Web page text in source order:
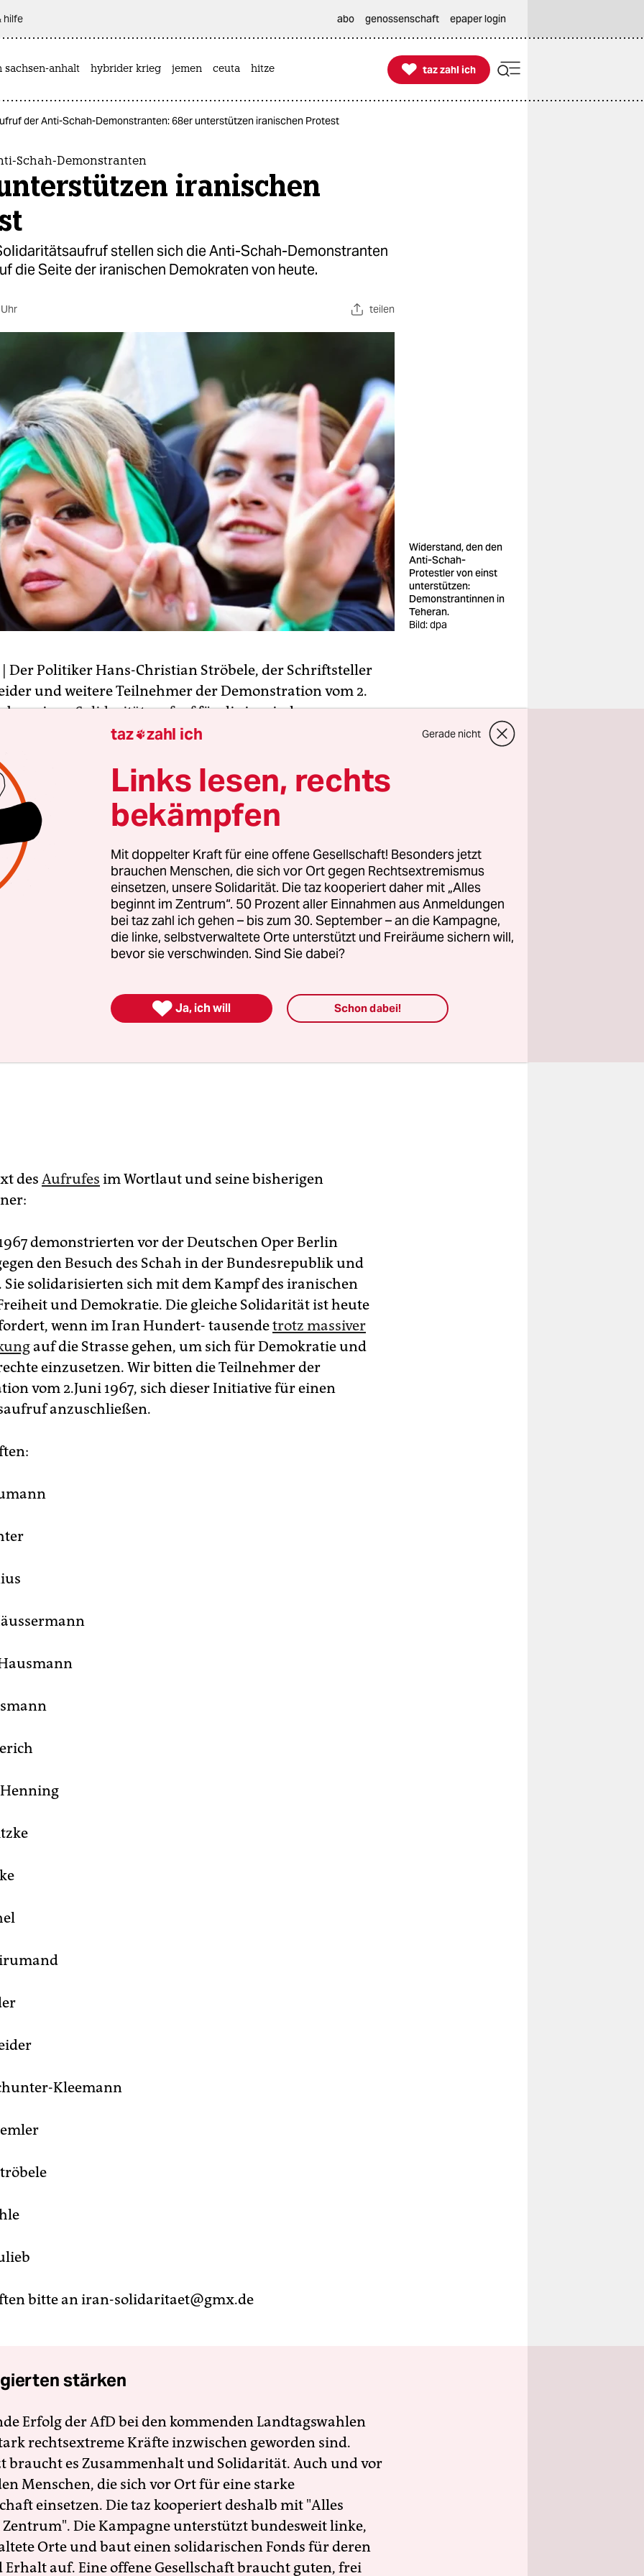
hilfe abo genossenschaft epaper login
sachsen-anhalt hybrider krieg jemen ceuta hitze 
taz zahl ich
taz zahl ich
der Anti-Schah-Demonstranten: 68er unterstützen iranischen Protest
Schah-Demonstranten
iranischen
stellen sich die Anti-Schah-Demonstranten
die Seite der iranischen Demokraten von heute.
teilen
Widerstand, den den
Anti-Schah-
Protestler von einst
unterstützen:
Demonstrantinnen in
Teheran.
Bild: dpa
| Der Politiker Hans-Christian Ströbele, der Schriftsteller
und weitere Teilnehmer der Demonstration vom 2.
einenSolidaritätsaufruffür die iranischen
und ihr Engagement für Freiheit und Demokratie
Tausende vor der Deutschen Oper Berlin gegen den
Schah in der Bundesrepublik und in Westberlin protestiert
dem iranischen Volk solidarisiert. Die Unterzeichner
Teilnehmer von 1967 auf, sich dem Solidaritätsappell
des Aufrufes im Wortlaut und seine bisherigen
demonstrierten vor der Deutschen Oper Berlin
den Besuch des Schah in der Bundesrepublik und
Sie solidarisierten sich mit dem Kampf des iranischen
und Demokratie. Die gleiche Solidarität ist heute
wenn im Iran Hundert- tausendetrotz massiver
auf die Strasse gehen, um sich für Demokratie und
einzusetzen. Wir bitten die Teilnehmer der
vom 2.Juni 1967, sich dieser Initiative für einen
anzuschließen.
Kleemann
bitte an iran-solidaritaet@gmx.de
stärken
Erfolg der AfD bei den kommenden Landtagswahlen
rechtsextreme Kräfte inzwischen geworden sind.
braucht es Zusammenhalt und Solidarität. Auch und vor
Menschen, die sich vor Ort für eine starke
einsetzen. Die taz kooperiert deshalb mit "Alles
Die Kampagne unterstützt bundesweit linke,
Orte und baut einen solidarischen Fonds für deren
Erhalt auf. Eine offene Gesellschaft braucht guten, frei
taz zahl ich Gerade nicht
Links lesen, rechts
bekämpfen
Mit doppelter Kraft für eine offene Gesellschaft! Besonders jetzt
brauchen Menschen, die sich vor Ort gegen Rechtsextremismus
einsetzen, unsere Solidarität. Die taz kooperiert daher mit „Alles
beginnt im Zentrum“. 50 Prozent aller Einnahmen aus Anmeldungen
bei taz zahl ich gehen – bis zum 30. September – an die Kampagne,
die linke, selbstverwaltete Orte unterstützt und Freiräume sichern will,
bevor sie verschwinden. Sind Sie dabei?
 Ja, ich will Schon dabei!